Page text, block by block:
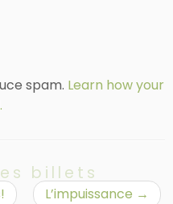
spam. Learn how your
billets
L’impuissance →